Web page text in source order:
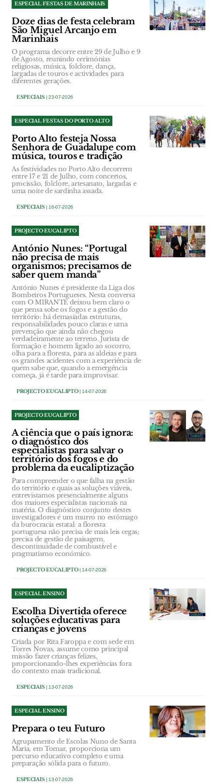
ESPECIAL FESTAS DE MARINHAIS
Doze dias de festa celebram
São Miguel Arcanjo em
Marinhais
O programa decorre entre 29 de Julho e 9
de Agosto, reunindo cerimónias
religiosas, música, folclore, dança,
largadas de touros e actividades para
diferentes gerações.
ESPECIAIS| 23-07-2026
ESPECIAL FESTAS DO PORTO ALTO
Porto Alto festeja Nossa
Senhora de Guadalupe com
música, touros e tradição
As festividades no Porto Alto decorrem
entre 17 e 21 de Julho, com concertos,
procissão, folclore, artesanato, largadas e
uma noite de sardinha assada.
ESPECIAIS| 16-07-2026
PROJECTO EUCALIPTO
António Nunes: “Portugal
não precisa de mais
organismos; precisamos de
saber quem manda”
António Nunes é presidente da Liga dos
Bombeiros Portugueses. Nesta conversa
com O MIRANTE deixou bem claro o
que pensa sobe os fogos e a gestão do
território: há demasiadas estruturas,
responsabilidades pouco claras e uma
prevenção que ainda não chegou
verdadeiramente ao terreno. Jurista de
formação e homem ligado ao socorro,
olha para a floresta, para as aldeias e para
os grandes acidentes com a experiência de
quem sabe que, quando a emergência
começa, já é tarde para improvisar.
PROJECTO EUCALIPTO| 14-07-2026
PROJECTO EUCALIPTO
A ciência que o país ignora:
o diagnóstico dos
especialistas para salvar o
território dos fogos e do
problema da eucaliptização
Para compreender o que falha na gestão
do território e quais as soluções viáveis,
entrevistamos presencialmente alguns
dos maiores especialistas nacionais na
matéria. O diagnóstico conjunto destes
investigadores é um murro no estômago
da burocracia estatal: a floresta
portuguesa não precisa de mais leis cegas;
precisa de gestão de paisagem,
descontinuidade de combustível e
pragmatismo económico.
PROJECTO EUCALIPTO| 14-07-2026
ESPECIAL ENSINO
Escolha Divertida oferece
soluções educativas para
crianças e jovens
Criada por Rita Faroppa e com sede em
Torres Novas, assume como principal
missão fazer crianças felizes,
proporcionando-lhes experiências fora
do contexto mais tradicional.
ESPECIAIS| 13-07-2026
ESPECIAL ENSINO
Prepara o teu Futuro
Agrupamento de Escolas Nuno de Santa
Maria, em Tomar, proporciona um
percurso educativo completo e uma
preparação sólida para o futuro.
ESPECIAIS| 13-07-2026